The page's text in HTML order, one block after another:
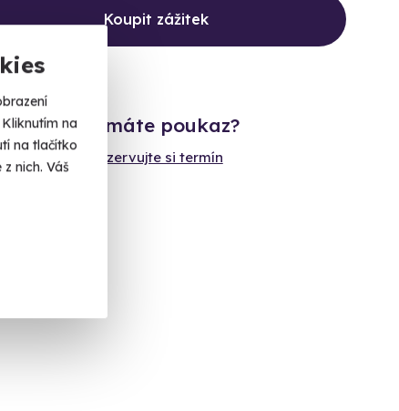
na
na tlačítko
nich. Váš
Koupit zážitek
Již máte poukaz?
Rezervujte si termín